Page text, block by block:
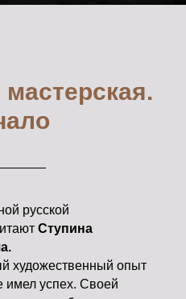
русской
Ступина
художественный опыт
имел успех. Своей